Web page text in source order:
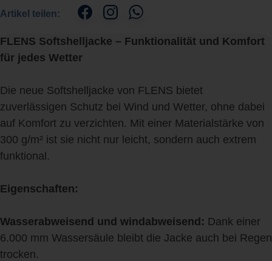
Artikel teilen:
FLENS Softshelljacke – Funktionalität und Komfort
für jedes Wetter
Die neue Softshelljacke von FLENS bietet
zuverlässigen Schutz bei Wind und Wetter, ohne dabei
auf Komfort zu verzichten. Mit einer Materialstärke von
300 g/m² ist sie nicht nur leicht, sondern auch extrem
funktional.
Eigenschaften:
Wasserabweisend und windabweisend: Dank einer
6.000 mm Wassersäule bleibt die Jacke auch bei Regen
trocken.